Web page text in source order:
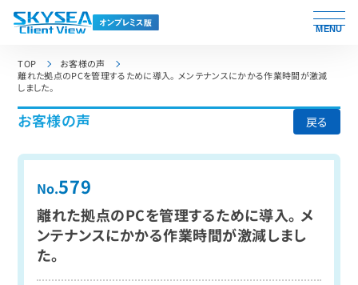
MENU
TOP
お客様の声
離れた拠点のPCを管理するために導入。 メンテナンスにかかる作業時間が激減
しました。
お客様の声 戻る
No.579
離れた拠点のPCを管理するために導入。 メ
ンテナンスにかかる作業時間が激減しまし
た。